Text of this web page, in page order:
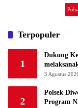
Terpopuler
1
Dukung
3 Agustus
2
Polsek
Program